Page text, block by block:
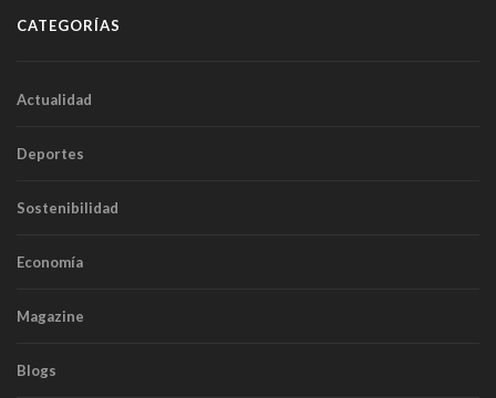
CATEGORÍAS
Actualidad
Deportes
Sostenibilidad
Economía
Magazine
Blogs